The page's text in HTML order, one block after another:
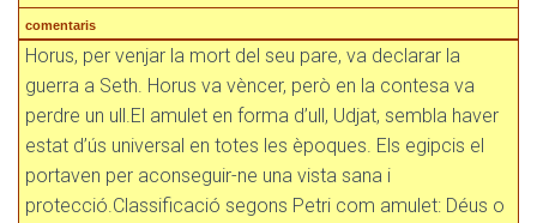
comentaris
Horus, per venjar la mort del seu pare, va declarar la
guerra a Seth. Horus va vèncer, però en la contesa va
perdre un ull.El amulet en forma d’ull, Udjat, sembla haver
estat d’ús universal en totes les èpoques. Els egipcis el
portaven per aconseguir-ne una vista sana i
protecció.Classificació segons Petri com amulet: Déus o